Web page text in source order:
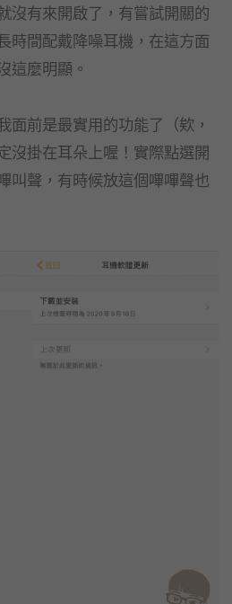
沒有來開啟了，有嘗試開關的
時間配戴降噪耳機，在這方面
這麼明顯。
面前是最實用的功能了（欸，
沒掛在耳朵上喔！實際點選開
叫聲，有時候放這個嗶嗶聲也